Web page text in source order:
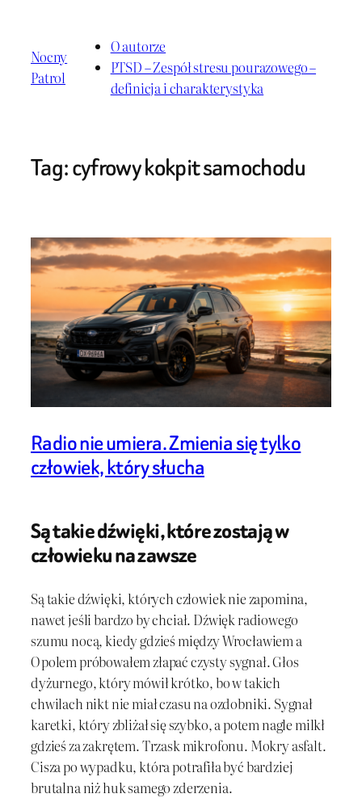
treściNocny
Patrol
O autorze
PTSD – Zespół stresu pourazowego –
definicja i charakterystyka
Tag:cyfrowy kokpit samochodu
Radio nie umiera. Zmienia się tylko
człowiek, który słucha
Są takie dźwięki, które zostają w
człowieku na zawsze
Są takie dźwięki, których człowiek nie zapomina,
nawet jeśli bardzo by chciał. Dźwięk radiowego
szumu nocą, kiedy gdzieś między Wrocławiem a
Opolem próbowałem złapać czysty sygnał. Głos
dyżurnego, który mówił krótko, bo w takich
chwilach nikt nie miał czasu na ozdobniki. Sygnał
karetki, który zbliżał się szybko, a potem nagle milkł
gdzieś za zakrętem. Trzask mikrofonu. Mokry asfalt.
Cisza po wypadku, która potrafiła być bardziej
brutalna niż huk samego zderzenia.